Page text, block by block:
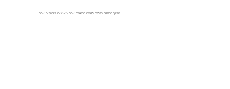
תומך ברווחה כללית לחיים בריאים יותר, מאוזנים ומספקים יותר